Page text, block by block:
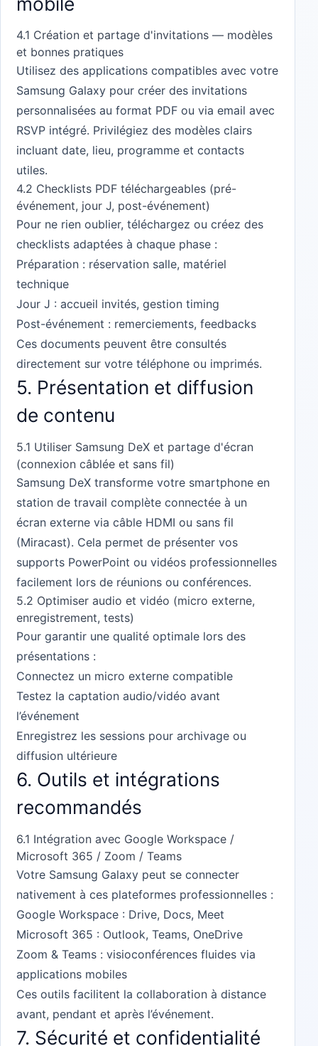
4.1 Création et partage d'invitations — modèles
et bonnes pratiques
Utilisez des applications compatibles avec votre
Samsung Galaxy pour créer des invitations
personnalisées au format PDF ou via email avec
RSVP intégré. Privilégiez des modèles clairs
incluant date, lieu, programme et contacts
utiles.
4.2 Checklists PDF téléchargeables (pré-
événement, jour J, post-événement)
Pour ne rien oublier, téléchargez ou créez des
checklists adaptées à chaque phase :
Préparation : réservation salle, matériel
technique
Jour J : accueil invités, gestion timing
Post-événement : remerciements, feedbacks
Ces documents peuvent être consultés
directement sur votre téléphone ou imprimés.
5. Présentation et diffusion
de contenu
5.1 Utiliser Samsung DeX et partage d'écran
(connexion câblée et sans fil)
Samsung DeX transforme votre smartphone en
station de travail complète connectée à un
écran externe via câble HDMI ou sans fil
(Miracast). Cela permet de présenter vos
supports PowerPoint ou vidéos professionnelles
facilement lors de réunions ou conférences.
5.2 Optimiser audio et vidéo (micro externe,
enregistrement, tests)
Pour garantir une qualité optimale lors des
présentations :
Connectez un micro externe compatible
Testez la captation audio/vidéo avant
l’événement
Enregistrez les sessions pour archivage ou
diffusion ultérieure
6. Outils et intégrations
recommandés
6.1 Intégration avec Google Workspace /
Microsoft 365 / Zoom / Teams
Votre Samsung Galaxy peut se connecter
nativement à ces plateformes professionnelles :
Google Workspace : Drive, Docs, Meet
Microsoft 365 : Outlook, Teams, OneDrive
Zoom & Teams : visioconférences fluides via
applications mobiles
Ces outils facilitent la collaboration à distance
avant, pendant et après l’événement.
7. Sécurité et confidentialité